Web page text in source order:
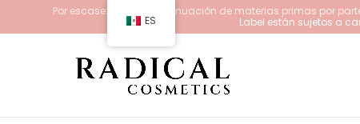
Por escasez y/o descontinuación de materias primas por
Label están sujetos a
ES